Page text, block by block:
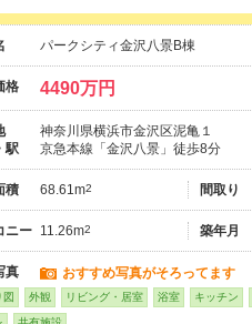
パークシティ金沢八景B棟
格 4490万円
神奈川県横浜市金沢区泥亀１
駅
京急本線「金沢八景」徒歩8分
積 68.61m2 間取り
ニー 11.26m2 築年月
真 おすすめ写真がそろってます
図 外観 リビング・居室 浴室 キッチン